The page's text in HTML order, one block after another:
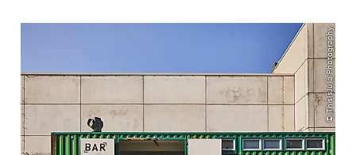
© ThisIsJulia Photography